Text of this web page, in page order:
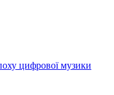
цифрової музики